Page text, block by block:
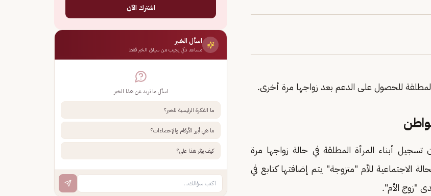
للحصول على الدعم بعد زواجها مرة أخرى.
تسجيل أبناء المرأة المطلقة في حالة زواجها مرة
الاجتماعية للأم "متزوجة" يتم إضافتها كتابع في
"زوج الأم".
اشترك الآن
اسأل الخبر
مساعد ذكي يجيب من سياق الخبر فقط
اسأل ما تريد عن هذا الخبر
ما الفكرة الرئيسية للخبر؟
ما هي أبرز الأرقام والإحصاءات؟
كيف يؤثر هذا علي؟